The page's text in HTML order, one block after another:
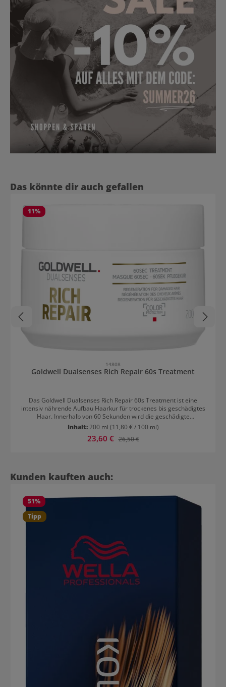
Produktgalerie überspringen
Das könnte dir auch gefallen
11%
14808
Goldwell Dualsenses Rich Repair 60s Treatment
Das Goldwell Dualsenses Rich Repair 60s Treatment ist eine
intensiv nährende Aufbau Haarkur für trockenes bis geschädigtes
Haar. Innerhalb von 60 Sekunden wird die geschädigte
Haarstruktur umgehend tiefenwirksam verbessert. Das Haar wird
neu aufgebaut und erhält sein gesundes Erscheinungsbild zurück.
Nach der Haarwäsche in das handtuchtrockene Haar einarbeiten
Inhalt:200 ml (11,80 € / 100 ml)
Verkaufspreis:
23,60 € Regulärer Preis:
26,50 €
Produktgalerie überspringen
Kunden kauften auch:
51%
Tipp